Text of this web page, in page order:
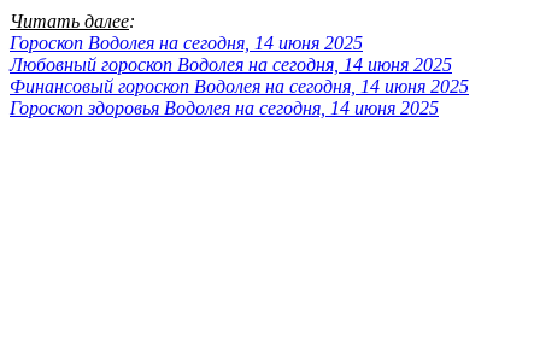
Читать далее:
Гороскоп Водолея на сегодня, 14 июня 2025
Любовный гороскоп Водолея на сегодня, 14 июня 2025
Финансовый гороскоп Водолея на сегодня, 14 июня 2025
Гороскоп здоровья Водолея на сегодня, 14 июня 2025